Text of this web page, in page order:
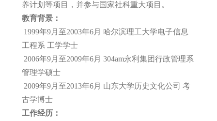
养计划等项目，并参与国家社科重大项目。
教育背景：
1999年9月至2003年6月 哈尔滨理工大学电子信息
工程系 工学学士
2006年9月至2009年6月 304am永利集团行政管理系
管理学硕士
2009年9月至2013年6月 山东大学历史文化公司 考
古学博士
工作经历：